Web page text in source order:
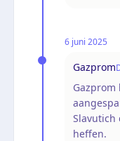
6 juni 2025
Gazprom
Slavutich
heffen.